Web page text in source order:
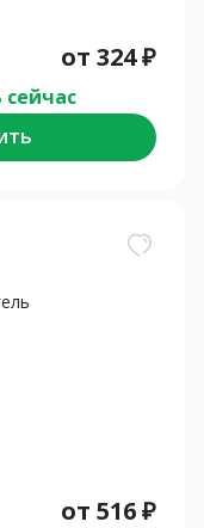
от 324₽
сейчас
от 516₽